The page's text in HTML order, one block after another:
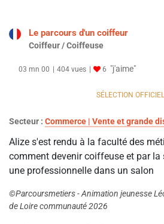
Le parcours d'un coiffeur
Coiffeur / Coiffeuse
03 mn 00 404 vues 6 "j'aime"
SÉLECTION
Secteur : Commerce | Vente et grande
Alize s'est rendu à la faculté des
comment devenir coiffeuse et par la
une professionnelle dans un salon
©Parcoursmetiers - Animation jeunesse
de Loire communauté 2026